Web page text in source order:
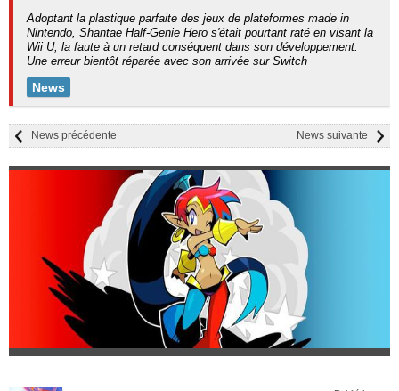
Adoptant la plastique parfaite des jeux de plateformes made in
Nintendo, Shantae Half-Genie Hero s'était pourtant raté en visant la
Wii U, la faute à un retard conséquent dans son développement.
Une erreur bientôt réparée avec son arrivée sur Switch
News
News suivante
News précédente